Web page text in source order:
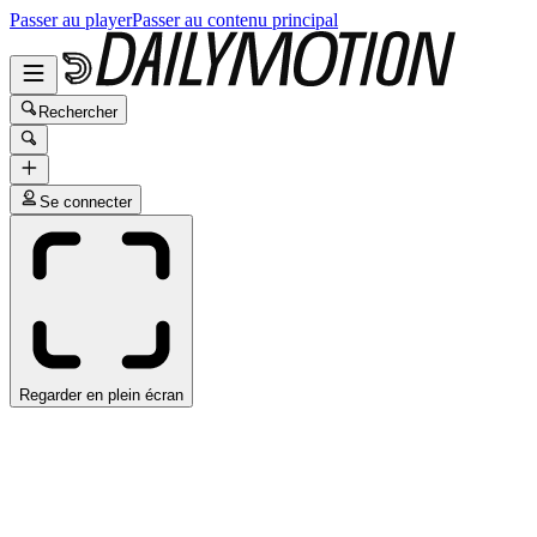
Passer au playerPasser au contenu principal
Rechercher
Se connecter
Regarder en plein écran